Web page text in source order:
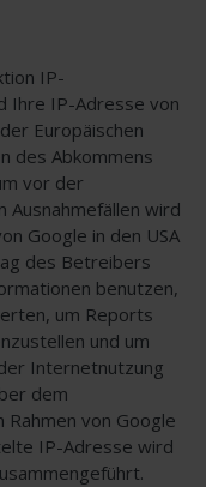
IP-
Ihre IP-Adresse von
Europäischen
des Abkommens
vor der
Ausnahmefällen wird
Google in den USA
des Betreibers
benutzen,
um Reports
und um
Internetnutzung
dem
von Google
IP-Adresse wird